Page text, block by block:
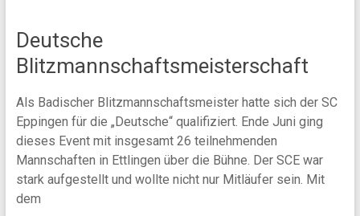
Deutsche
Blitzmannschaftsmeisterschaft
Als Badischer Blitzmannschaftsmeister hatte sich der SC
Eppingen für die „Deutsche“ qualifiziert. Ende Juni ging
dieses Event mit insgesamt 26 teilnehmenden
Mannschaften in Ettlingen über die Bühne. Der SCE war
stark aufgestellt und wollte nicht nur Mitläufer sein. Mit
dem